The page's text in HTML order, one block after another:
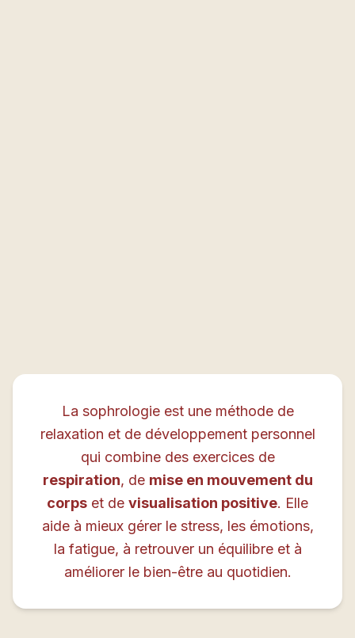
La sophrologie est une méthode de
relaxation et de développement personnel
qui combine des exercices de
respiration, de mise en mouvement du
corps et de visualisation positive. Elle
aide à mieux gérer le stress, les émotions,
la fatigue, à retrouver un équilibre et à
améliorer le bien-être au quotidien.